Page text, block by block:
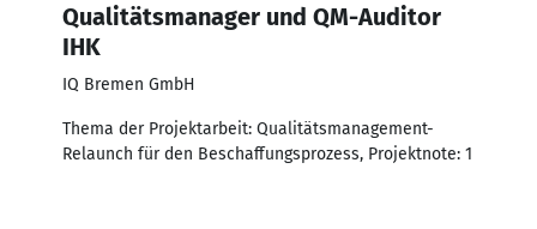
Qualitätsmanager und QM-Auditor
IHK
IQ Bremen GmbH
Thema der Projektarbeit: Qualitätsmanagement-
Relaunch für den Beschaffungsprozess, Projektnote: 1